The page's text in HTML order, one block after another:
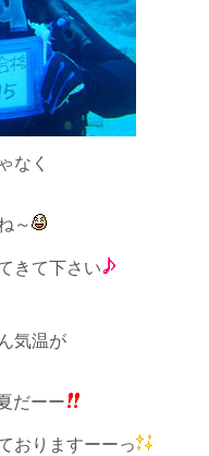
なく
～
きて下さい
気温が
だーー
おりますーーっ